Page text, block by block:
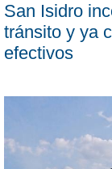
San Isidro
tránsito y ya
efectivos